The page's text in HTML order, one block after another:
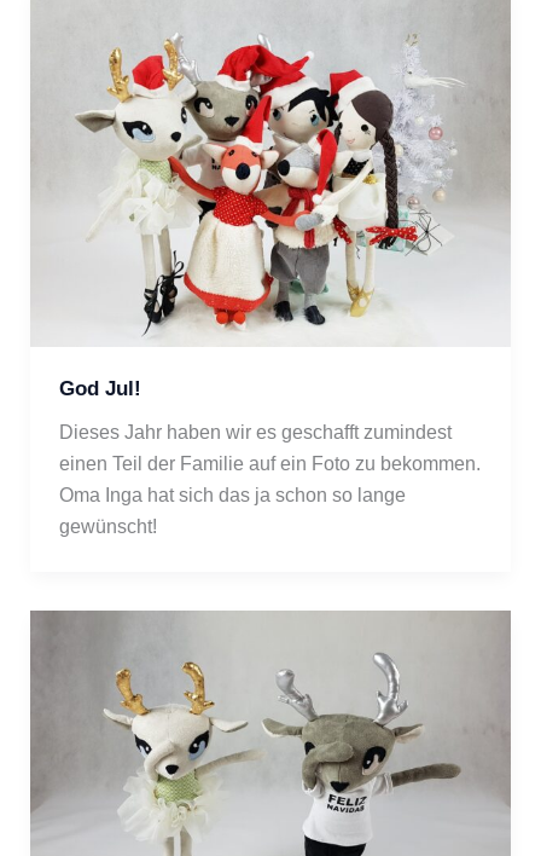
God Jul!
Dieses Jahr haben wir es geschafft zumindest
einen Teil der Familie auf ein Foto zu bekommen.
Oma Inga hat sich das ja schon so lange
gewünscht!